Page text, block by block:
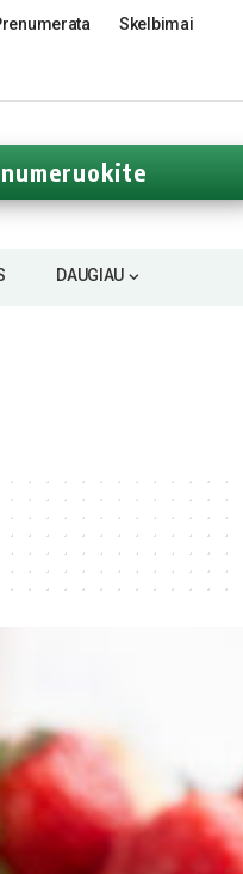
Skelbimai
DAUGIAU